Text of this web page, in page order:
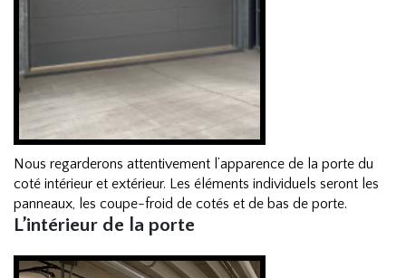
Nous regarderons attentivement l’apparence de la porte du
coté intérieur et extérieur. Les éléments individuels seront les
panneaux, les coupe-froid de cotés et de bas de porte.
L’intérieur de la porte